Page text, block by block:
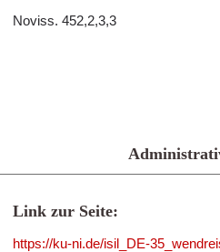
Noviss. 452,2,3,3
Link zur Seite:
https://ku-ni.de/isil_DE-